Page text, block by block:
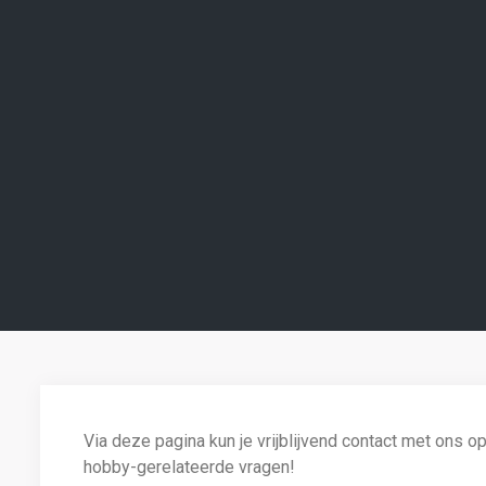
Via deze pagina kun je vrijblijvend contact met ons
hobby-gerelateerde vragen!